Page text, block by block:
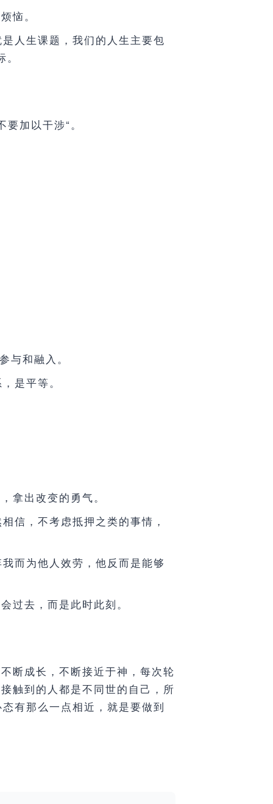
恼。
人生课题，我们的人生主要包
加以干涉“。
与和融入。
是平等。
拿出改变的勇气。
信，不考虑抵押之类的事情，
而为他人效劳，他反而是能够
过去，而是此时此刻。
断成长，不断接近于神，每次轮
触到的人都是不同世的自己，所
有那么一点相近，就是要做到